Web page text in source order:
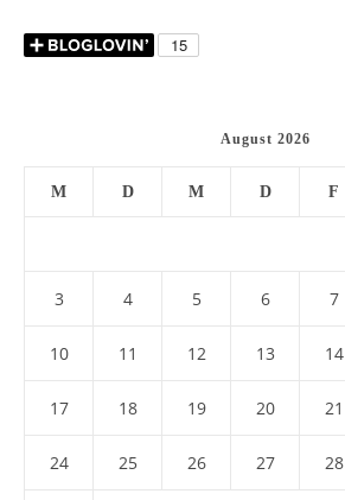
August 2026
M D M D F
3 4 5 6 7
10 11 12 13 14
17 18 19 20 21
24 25 26 27 28